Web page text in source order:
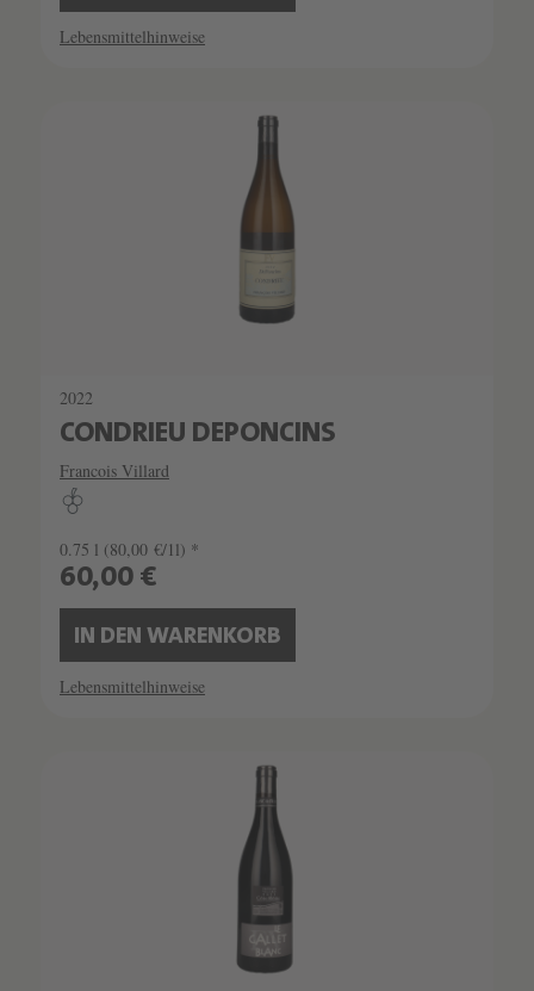
Lebensmittelhinweise
2022
CONDRIEU DEPONCINS
Francois Villard
0.75 l (80,00 €/1l) *
60,00 €
IN DEN WARENKORB
Lebensmittelhinweise